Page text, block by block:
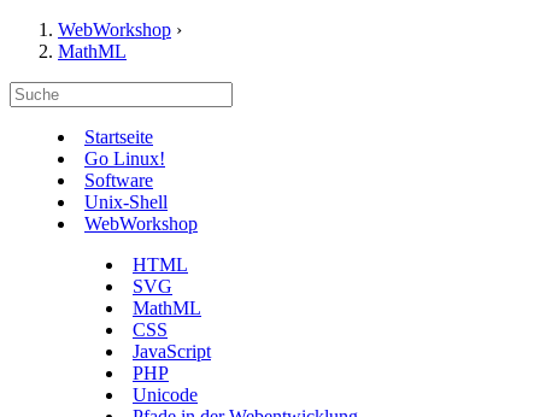
WebWorkshop ›
MathML
Startseite
Go Linux!
Software
Unix-Shell
WebWorkshop
HTML
SVG
MathML
CSS
JavaScript
PHP
Unicode